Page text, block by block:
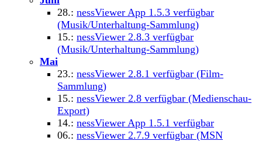
28.: nessViewer App 1.5.3 verfügbar
(Musik/Unterhaltung-Sammlung)
15.: nessViewer 2.8.3 verfügbar
(Musik/Unterhaltung-Sammlung)
Mai
23.: nessViewer 2.8.1 verfügbar (Film-
Sammlung)
15.: nessViewer 2.8 verfügbar (Medienschau-
Export)
14.: nessViewer App 1.5.1 verfügbar
06.: nessViewer 2.7.9 verfügbar (MSN